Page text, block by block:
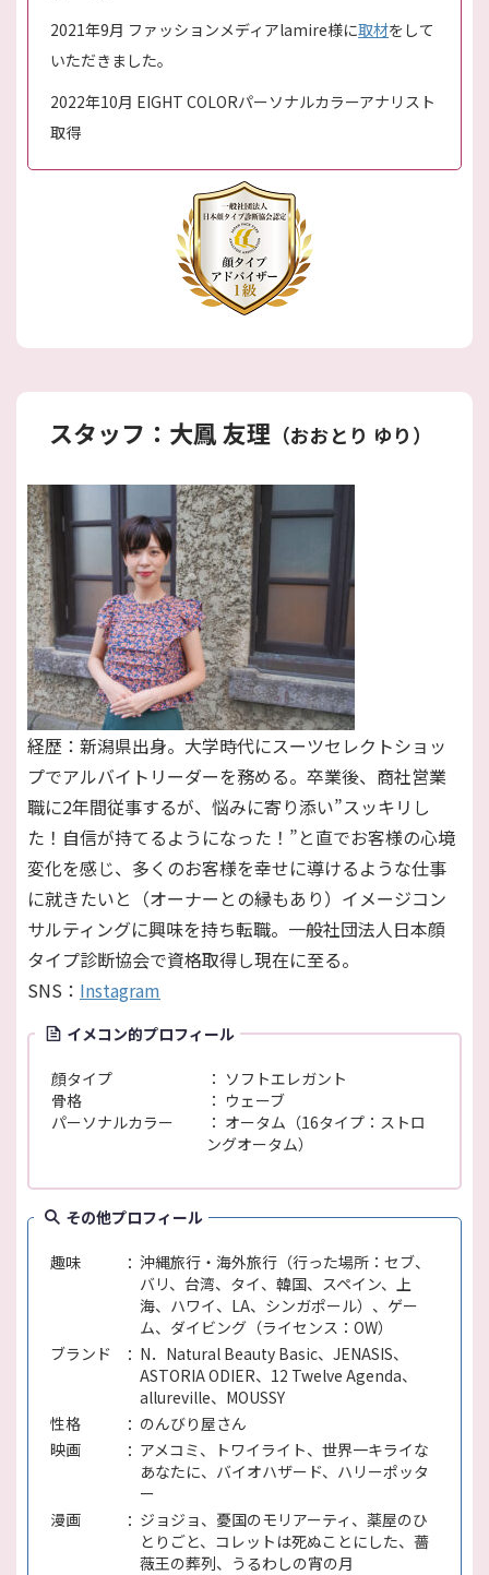
2021年9月 ファッションメディアlamire様に取材をして
いただきました。
2022年10月 EIGHT COLORパーソナルカラーアナリスト
取得
スタッフ：大鳳 友理 （おおとり ゆり）
経歴：新潟県出身。大学時代にスーツセレクトショッ
プでアルバイトリーダーを務める。卒業後、商社営業
職に2年間従事するが、悩みに寄り添い”スッキリし
た！自信が持てるようになった！”と直でお客様の心境
変化を感じ、多くのお客様を幸せに導けるような仕事
に就きたいと（オーナーとの縁もあり）イメージコン
サルティングに興味を持ち転職。一般社団法人日本顔
タイプ診断協会で資格取得し現在に至る。
SNS： Instagram
イメコン的プロフィール
顔タイプ
ソフトエレガント
骨格
ウェーブ
パーソナルカラー
オータム（16タイプ：ストロ
ングオータム）
その他プロフィール
趣味
沖縄旅行・海外旅行（行った場所：セブ、
バリ、台湾、タイ、韓国、スペイン、上
海、ハワイ、LA、シンガポール）、ゲー
ム、ダイビング（ライセンス：OW）
ブランド
N．Natural Beauty Basic、JENASIS、
ASTORIA ODIER、12 Twelve Agenda、
allureville、MOUSSY
性格
のんびり屋さん
映画
アメコミ、トワイライト、世界一キライな
あなたに、バイオハザード、ハリーポッタ
ー
漫画
ジョジョ、憂国のモリアーティ、薬屋のひ
とりごと、コレットは死ぬことにした、薔
薇王の葬列、うるわしの宵の月